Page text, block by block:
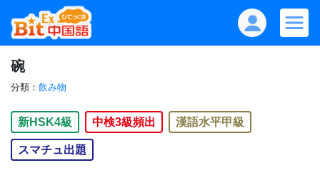
碗
分類： 飲み物
新HSK4級 中検3級頻出 漢語水平甲級
スマチュ出題